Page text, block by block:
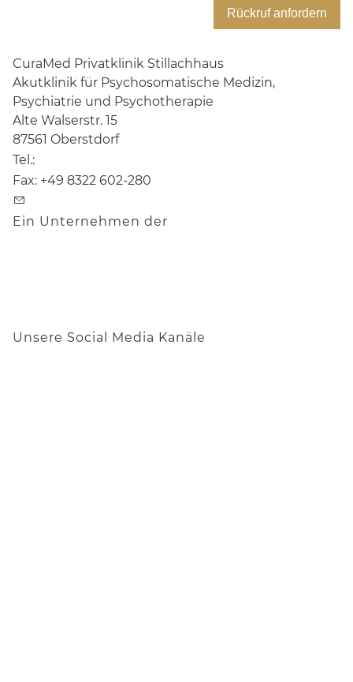
Rückruf anfordern
CuraMed Privatklinik Stillachhaus
Akutklinik für Psychosomatische Medizin,
Psychiatrie und Psychotherapie
Alte Walserstr. 15
87561 Oberstdorf
Tel.:
Fax: +49 8322 602-280
Ein Unternehmen der
Unsere Social Media Kanäle